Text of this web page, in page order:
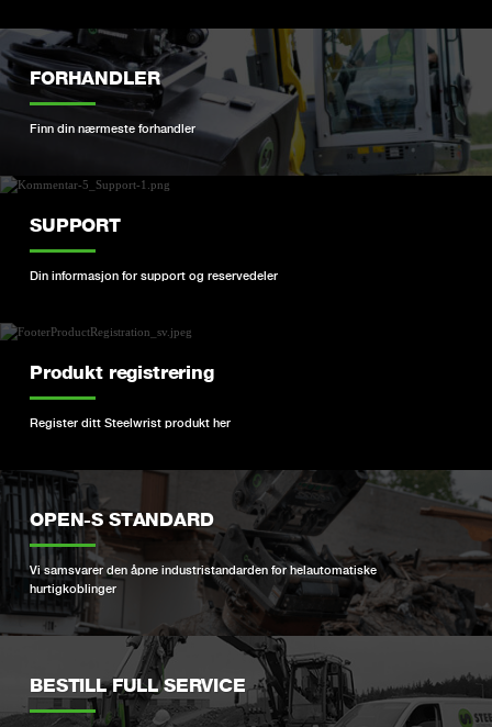
FORHANDLER
Finn din nærmeste forhandler
SUPPORT
Din informasjon for support og reservedeler
Produkt registrering
Register ditt Steelwrist produkt her
OPEN-S STANDARD
Vi samsvarer den åpne industristandarden for helautomatiske
hurtigkoblinger
BESTILL FULL SERVICE